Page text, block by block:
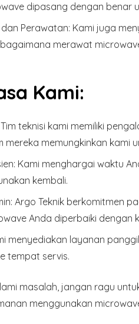
dipasang dengan benar
Perawatan: Kami juga
merawat
Kami:
Tim teknisi kami memiliki
mereka memungkinkan kami
Kami menghargai waktu
kembali.
Argo Teknik berkomitmen
Anda diperbaiki dengan
menyediakan layanan
tempat servis.
masalah, jangan ragu
menggunakan